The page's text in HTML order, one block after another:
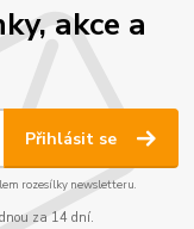
akce a
Přihlásit se
rozesílky newsletteru.
za 14 dní.